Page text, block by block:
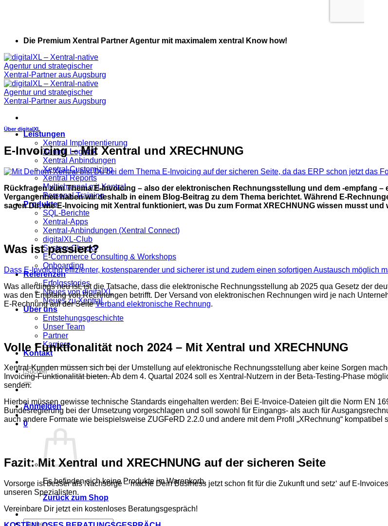
Die Premium Xentral Partner Agentur mit maximalem xentral Know how!
Leistungen
Xentral Implementierung
Xentral Logistik
Xentral Anbindungen
Xentral Customizing
Xentral Reports
Multichannel mit Xentral
Personal Training
Produkte
SQL-Berichte
Xentral-Apps
Xentral-Anbindungen (Xentral Connect)
digitalXL-Club
System-Checks
E-Commerce Consulting & Workshops
Onboarding
Referenzen
Erfolgsstories
Neues von digitalXL
Neues zu Xentral
Über uns
Entstehungsgeschichte
Unser Team
Partner
Karriere
Kontakt
Suchen
nach:
Anmelden
0
Es befinden sich keine Produkte im Warenkorb.
Zurück zum Shop
Suchen
Über digitalXL
E-Invoicing – Mit Xentral und XRECHNUNG
Rückfragen zum Thema E-Invoicing – also der elektronischen Rechnungsstellung und dem -empfang
Vergangenheit haben wir deshalb in einem Blog-Beitrag zu dem Thema berichtet. Während E-
sagen Dir, wie E-Invoicing mit Xentral funktioniert, was Du zum Format XRECHNUNG wissen musst
Was ist passiert?
Dass E-Invoicing effizienter, kostensparender und sicherer ist und zudem einen sofortigen Austausch möglich
Was allerdings neu ist, ist die Tatsache, dass die elektronische Rechnungsstellung ab 2025 qua Gesetz der
was den Empfang von Rechnungen betrifft. Der Versand von elektronischen Rechnungen wird je nach
E-Rechnung auf der SeiteVerband elektronische Rechnung.
Volle Funktionalität noch 2024 – Mit Xentral und XRECHNUNG
Xentral-Kunden müssen sich bei der Umstellung auf elektronische Rechnungsstellung aber keine Sorgen
Invoicing-Funktionalität bieten. Ab dem 4. Quartal 2024 soll es Xentral-Nutzern in der Beta-Testing-Phase
senden.
Hierbei müssen gewisse technische Standards eingehalten werden: Bei E-Invoice-Dateien gilt die Norm EN
Bundesregierung bei der Umsetzung vorgeschlagen und soll sowohl für Eingangs- als auch für
auch andere Formate wie beispielsweise ZUGFeRD 2.2.0 und andere mit dem Profil „XRechnung“
Fazit: Mit Xentral und XRECHNUNG auf der sicheren Seite
Vorsorge ist besser als Nachsorge – mache Dein Business jetzt schon fit für die Zukunft und setz‘ auf E-
unseren Spezialisten.
Vereinbare Dir jetzt ein kostenloses Beratungsgespräch!